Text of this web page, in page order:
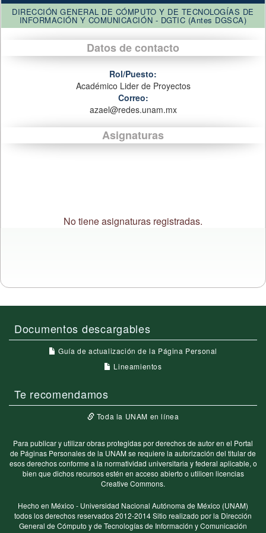
DIRECCIÓN GENERAL DE CÓMPUTO Y DE TECNOLOGÍAS DE
INFORMACIÓN Y COMUNICACIÓN - DGTIC (Antes DGSCA)
Datos de contacto
Rol/Puesto:
Académico Lider de Proyectos
Correo:
azael@redes.unam.mx
Asignaturas
No tiene asignaturas registradas.
Documentos descargables
Guía de actualización de la Página Personal
Lineamientos
Te recomendamos
Toda la UNAM en línea
Para publicar y utilizar obras protegidas por derechos de autor en el Portal
de Páginas Personales de la UNAM se requiere la autorización del titular de
esos derechos conforme a la normatividad universitaria y federal aplicable, o
bien que dichos recursos estén en acceso abierto o utilicen licencias
Creative Commons.
Hecho en México - Universidad Nacional Autónoma de México (UNAM)
todos los derechos reservados 2012-2014 Sitio realizado por la Dirección
General de Cómputo y de Tecnologías de Información y Comunicación